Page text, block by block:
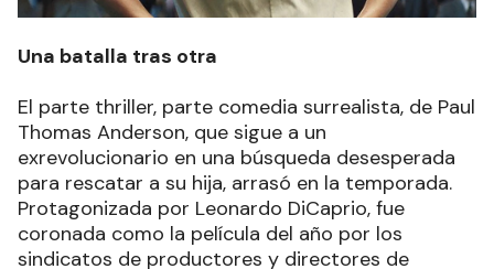
Una batalla tras otra
El parte thriller, parte comedia surrealista, de Paul
Thomas Anderson, que sigue a un
exrevolucionario en una búsqueda desesperada
para rescatar a su hija, arrasó en la temporada.
Protagonizada por Leonardo DiCaprio, fue
coronada como la película del año por los
sindicatos de productores y directores de